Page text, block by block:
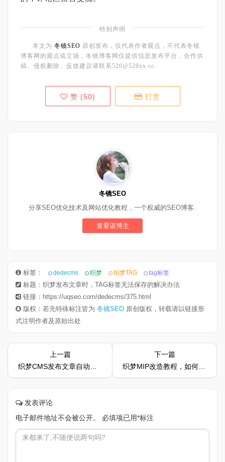
特别声明
本文为 冬镜SEO 原创发布，仅代表作者观点，不代表冬镜
博客网的观点或立场，冬镜博客网仅提供信息发布平台，合作供
稿、侵权删除、反馈建议请联系520@520xx.cc
赞 (50) 打赏
冬镜SEO
分享SEO优化技术及网站优化教程，一个权威的SEO博客.
查看该博主
标签： dedecms 织梦 织梦TAG tag标签
标题：织梦发布文章时，TAG标签无法保存的解决办法
链接：https://uqseo.com/dedecms/375.html
版权：若无特殊标注皆为 冬镜SEO 原创版权，转载请以链接形
式注明作者及原始出处
上一篇
织梦CMS发布文章自动实现百度链接主动推送教程
下一篇
织梦MIP改造教程，如何快速通过MIP效验
发表评论
电子邮件地址不会被公开。
必填项已用*标注